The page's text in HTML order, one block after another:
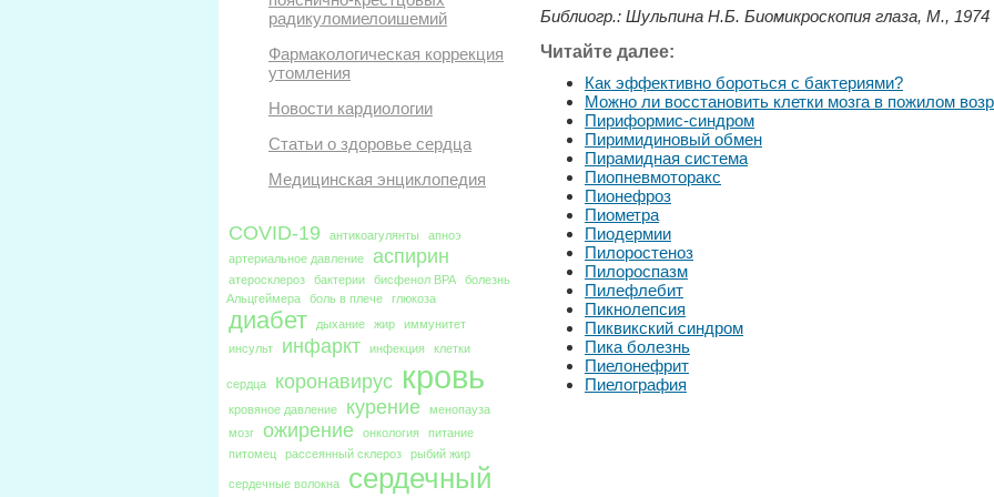
радикуломиелоишемий
Фармакологическая коррекция
утомления
Новости кардиологии
Статьи о здоровье сердца
Медицинская энциклопедия
COVID-19 антикоагулянты
апноэ
артериальное давление
аспирин
атеросклероз бактерии бисфенол BPA
болезнь
Альцгеймера
боль в плече глюкоза
диабет дыхание жир
иммунитет
инсульт
инфаркт инфекция клетки
сердца коронавирус кровь
кровяное давление курение
менопауза
мозг
ожирение онкология
питание
питомец
рассеянный склероз рыбий жир
сердечные волокна
сердечный
Библиогр.: Шульпина Н.Б. Биомикроскопия глаза, М., 1974
Читайте далее:
Как эффективно бороться с бактериями?
Можно ли восстановить клетки мозга в пожилом
Пириформис-синдром
Пиримидиновый обмен
Пирамидная система
Пиопневмоторакс
Пионефроз
Пиометра
Пиодермии
Пилоростеноз
Пилороспазм
Пилефлебит
Пикнолепсия
Пиквикский синдром
Пика болезнь
Пиелонефрит
Пиелография